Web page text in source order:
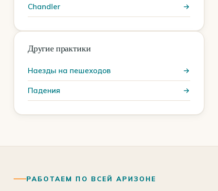
Chandler
Другие практики
Наезды на пешеходов
Падения
РАБОТАЕМ ПО ВСЕЙ АРИЗОНЕ